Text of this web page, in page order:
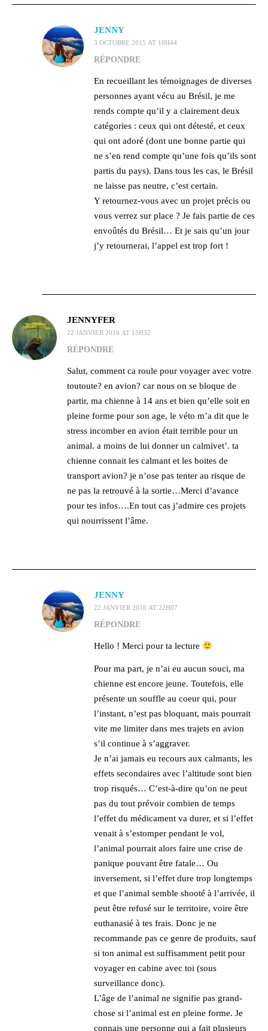
JENNY
3 OCTOBRE 2015 AT 10H44
RÉPONDRE
En recueillant les témoignages de diverses
personnes ayant vécu au Brésil, je me
rends compte qu’il y a clairement deux
catégories : ceux qui ont détesté, et ceux
qui ont adoré (dont une bonne partie qui
ne s’en rend compte qu’une fois qu’ils sont
partis du pays). Dans tous les cas, le Brésil
ne laisse pas neutre, c’est certain.
Y retournez-vous avec un projet précis ou
vous verrez sur place ? Je fais partie de ces
envoûtés du Brésil… Et je sais qu’un jour
j’y retournerai, l’appel est trop fort !
JENNYFER
22 JANVIER 2016 AT 15H32
RÉPONDRE
Salut, comment ca roule pour voyager avec votre
toutoute? en avion? car nous on se bloque de
partir, ma chienne à 14 ans et bien qu’elle soit en
pleine forme pour son age, le véto m’a dit que le
stress incomber en avion était terrible pour un
animal. a moins de lui donner un calmivet’. ta
chienne connait les calmant et les boites de
transport avion? je n’ose pas tenter au risque de
ne pas la retrouvé à la sortie…Merci d’avance
pour tes infos….En tout cas j’admire ces projets
qui nourrissent l’âme.
JENNY
22 JANVIER 2016 AT 22H07
RÉPONDRE
Hello ! Merci pour ta lecture
Pour ma part, je n’ai eu aucun souci, ma
chienne est encore jeune. Toutefois, elle
présente un souffle au coeur qui, pour
l’instant, n’est pas bloquant, mais pourrait
vite me limiter dans mes trajets en avion
s’il continue à s’aggraver.
Je n’ai jamais eu recours aux calmants, les
effets secondaires avec l’altitude sont bien
trop risqués… C’est-à-dire qu’on ne peut
pas du tout prévoir combien de temps
l’effet du médicament va durer, et si l’effet
venait à s’estomper pendant le vol,
l’animal pourrait alors faire une crise de
panique pouvant être fatale… Ou
inversement, si l’effet dure trop longtemps
et que l’animal semble shooté à l’arrivée, il
peut être refusé sur le territoire, voire être
euthanasié à tes frais. Donc je ne
recommande pas ce genre de produits, sauf
si ton animal est suffisamment petit pour
voyager en cabine avec toi (sous
surveillance donc).
L’âge de l’animal ne signifie pas grand-
chose si l’animal est en pleine forme. Je
connais une personne qui a fait plusieurs